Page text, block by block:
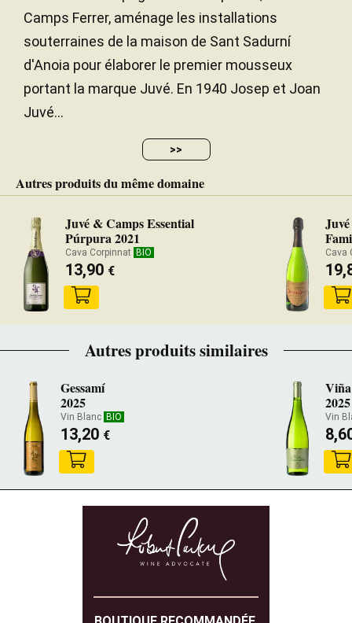
Camps Ferrer, aménage les installations
souterraines de la maison de Sant Sadurní
d'Anoia pour élaborer le premier mousseux
portant la marque Juvé. En 1940 Josep et Joan
Juvé...
>>
Autres produits du même domaine
Juvé & Camps Essential
Púrpura 2021
Cava Corpinnat BIO
13,90 €
Cava
Autres produits similaires
Gessamí
2025
Vin Blanc BIO
13,20 €
2025
Vin